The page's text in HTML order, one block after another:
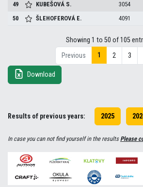
49
KUBEŠOVÁ S. 3054
50
ŠLEHOFEROVÁ E. 4091
Showing 1 to 50 of 105
Previous
1 2 3
Download
Results of previous years: 2025
In case you can not find yourself in the resultsPlease